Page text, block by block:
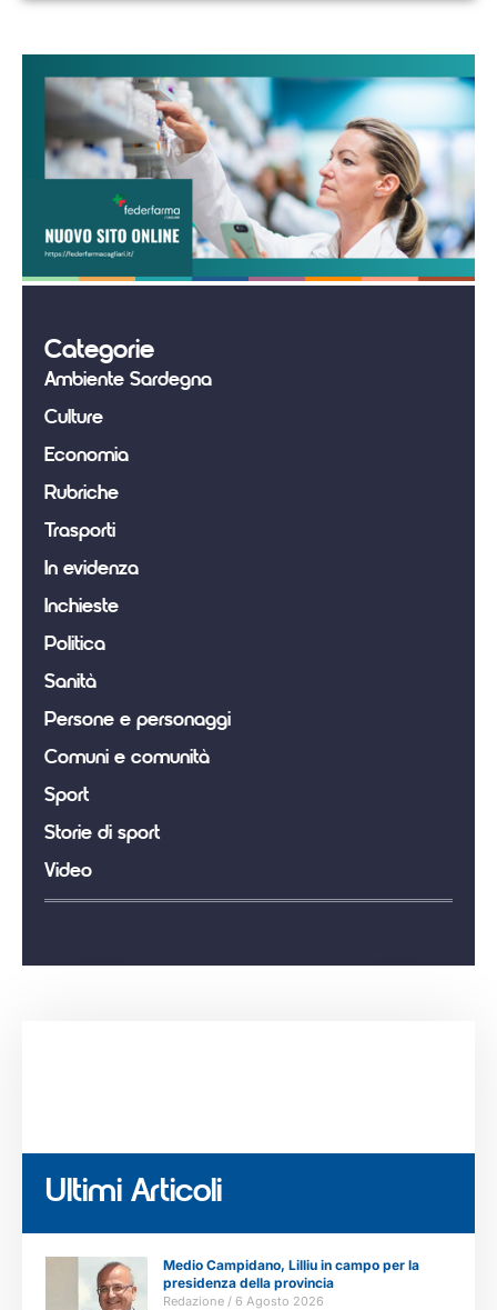
Categorie
Ambiente Sardegna
Culture
Economia
Rubriche
Trasporti
In evidenza
Inchieste
Politica
Sanità
Persone e personaggi
Comuni e comunità
Sport
Storie di sport
Video
Ultimi Articoli
Medio Campidano, Lilliu in campo per la
presidenza della provincia
Redazione 6 Agosto 2026